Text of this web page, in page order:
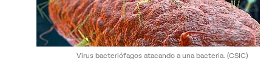
Virus bacteriófagos atacando a una bacteria. (CSIC)